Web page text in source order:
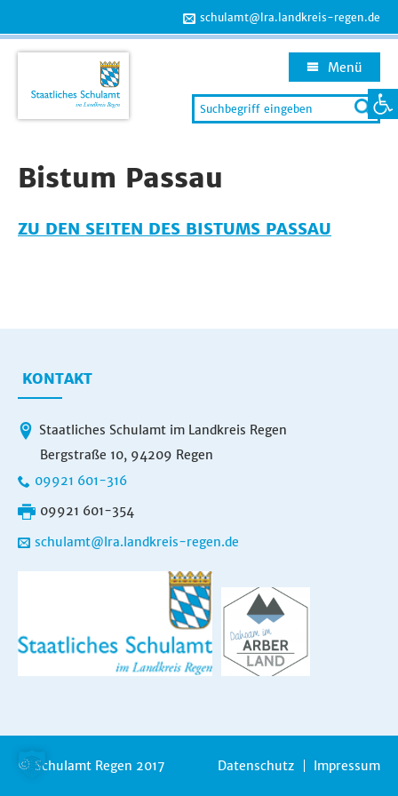
schulamt@lra.landkreis-regen.de
Search
for:
Menü
springen
Bistum Passau
ZU DEN SEITEN DES BISTUMS PASSAU
KONTAKT
Staatliches Schulamt im Landkreis Regen
Bergstraße 10, 94209 Regen
09921 601-316
09921 601-354
schulamt@lra.landkreis-regen.de
© Schulamt Regen 2017 Datenschutz Impressum